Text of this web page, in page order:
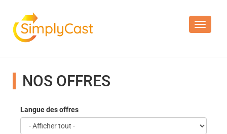
Toggle
NOS OFFRES
Langue des offres